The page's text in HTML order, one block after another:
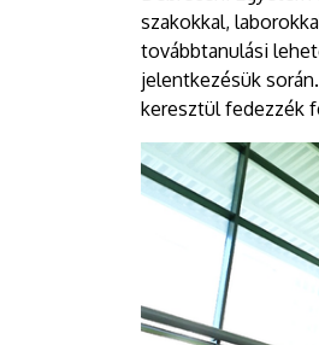
szakokkal,
továbbtanulási
jelentkezésük
keresztül fedezzék